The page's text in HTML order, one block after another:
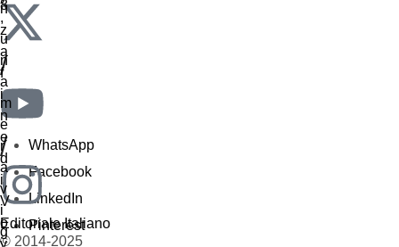
/
/
Editoriale Italiano
© 2014-2025
WhatsApp
Facebook
LinkedIn
Pinterest